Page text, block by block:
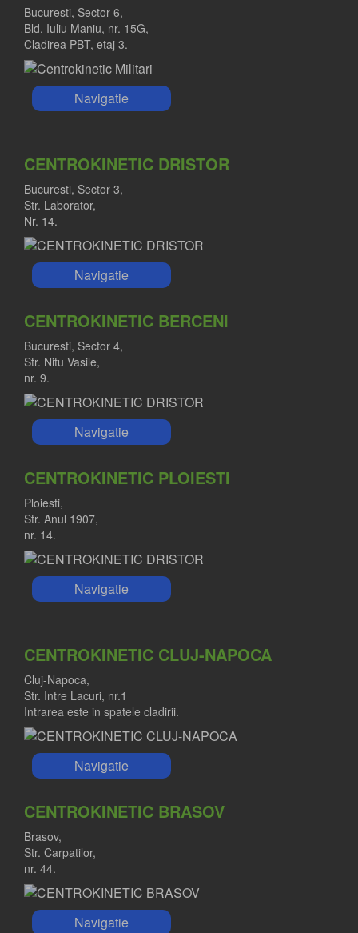
Bucuresti, Sector 6,
Bld. Iuliu Maniu, nr. 15G,
Cladirea PBT, etaj 3.
Navigatie
CENTROKINETIC DRISTOR
Bucuresti, Sector 3,
Str. Laborator,
Nr. 14.
Navigatie
CENTROKINETIC BERCENI
Bucuresti, Sector 4,
Str. Nitu Vasile,
nr. 9.
Navigatie
CENTROKINETIC PLOIESTI
Ploiesti,
Str. Anul 1907,
nr. 14.
Navigatie
CENTROKINETIC CLUJ-NAPOCA
Cluj-Napoca,
Str. Intre Lacuri, nr.1
Intrarea este in spatele cladirii.
Navigatie
CENTROKINETIC BRASOV
Brasov,
Str. Carpatilor,
nr. 44.
Navigatie